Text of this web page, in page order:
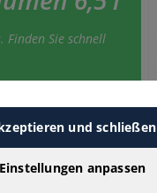
Sie schnell
und schließen
Einstellungen anpassen